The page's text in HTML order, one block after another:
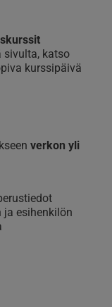
sivulta, katso
kurssipäivä
verkon yli
esihenkilön